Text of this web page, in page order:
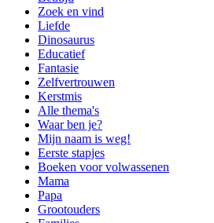
Zoek en vind
Liefde
Dinosaurus
Educatief
Fantasie
Zelfvertrouwen
Kerstmis
Alle thema's
Waar ben je?
Mijn naam is weg!
Eerste stapjes
Boeken voor volwassenen
Mama
Papa
Grootouders